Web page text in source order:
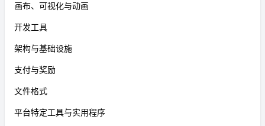
画布、可视化与动画
开发工具
架构与基础设施
支付与奖励
文件格式
平台特定工具与实用程序